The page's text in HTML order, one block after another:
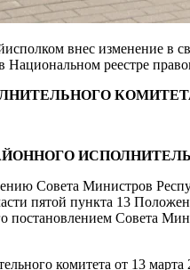
внес изменение
реестре
Совета Министров
пятой пункта 13
постановлением Совета
комитета от 13